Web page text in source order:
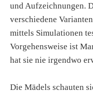
und Aufzeichnungen.
verschiedene
mittels Simulationen
Vorgehensweise ist
hat sie nie irgendwo
Die Mädels schauten